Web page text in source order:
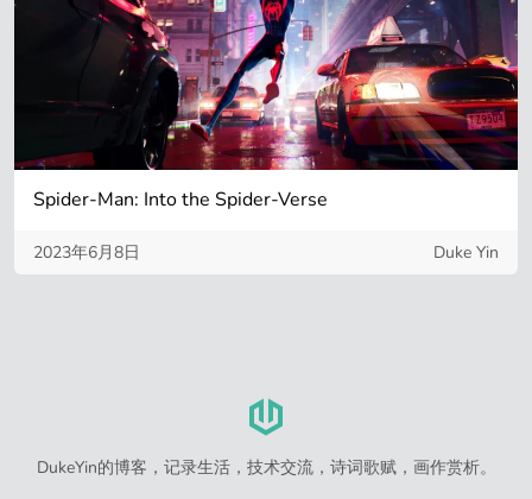
Spider-Man: Into the Spider-Verse
2023年6月8日 Duke Yin
DukeYin的博客，记录生活，技术交流，诗词歌赋，画作赏析。